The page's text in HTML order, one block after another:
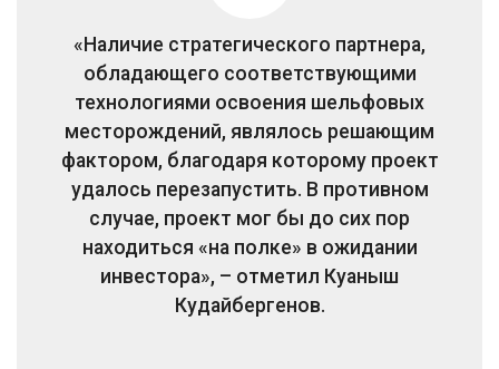
«Наличие стратегического партнера,
обладающего соответствующими
технологиями освоения шельфовых
месторождений, являлось решающим
фактором, благодаря которому проект
удалось перезапустить. В противном
случае, проект мог бы до сих пор
находиться «на полке» в ожидании
инвестора», – отметил Куаныш
Кудайбергенов.